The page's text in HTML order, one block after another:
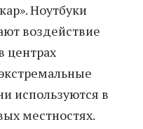
Ноутбуки
воздействие
центрах
используются в
местностях.